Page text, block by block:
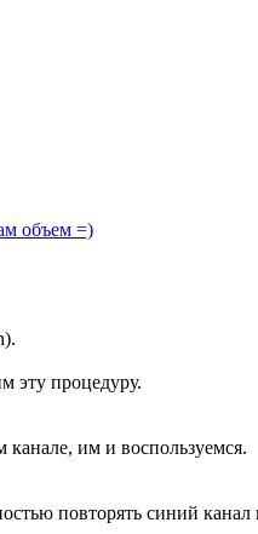
эту процедуру.
им и воспользуемся.
повторять синий канал